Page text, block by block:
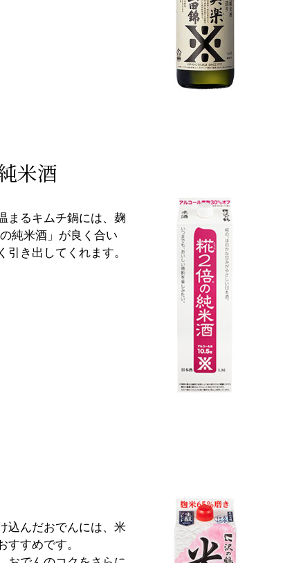
米酒
まるキムチ鍋には、麹
純米酒」が良く合い
き出してくれます。
込んだおでんには、米
すめです。